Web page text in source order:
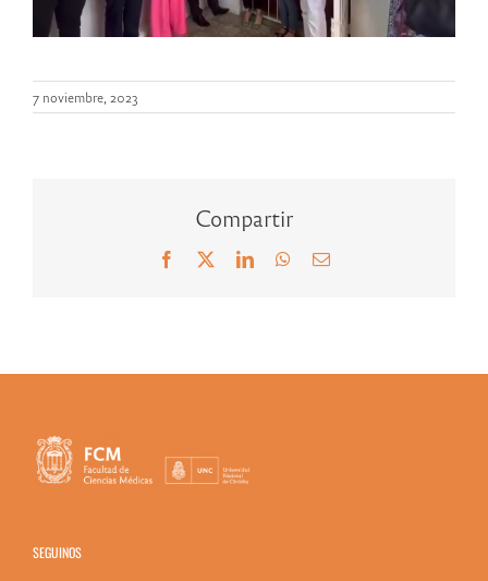
7 noviembre, 2023
Compartir
Facebook LinkedInWhatsApp
Correo
SEGUINOS